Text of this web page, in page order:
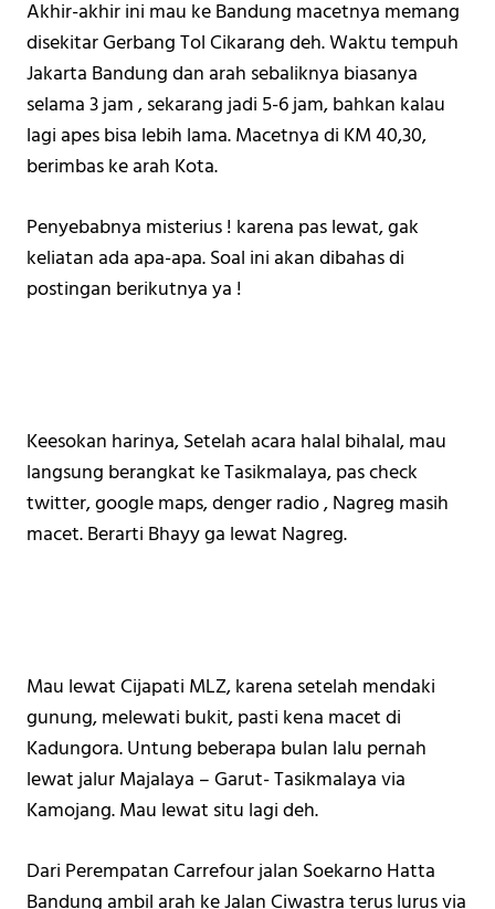
Akhir-akhir ini mau ke Bandung macetnya memang
disekitar Gerbang Tol Cikarang deh. Waktu tempuh
Jakarta Bandung dan arah sebaliknya biasanya
selama 3 jam , sekarang jadi 5-6 jam, bahkan kalau
lagi apes bisa lebih lama. Macetnya di KM 40,30,
berimbas ke arah Kota.
Penyebabnya misterius ! karena pas lewat, gak
keliatan ada apa-apa. Soal ini akan dibahas di
postingan berikutnya ya !
Keesokan harinya, Setelah acara halal bihalal, mau
langsung berangkat ke Tasikmalaya, pas check
twitter, google maps, denger radio , Nagreg masih
macet. Berarti Bhayy ga lewat Nagreg.
Mau lewat Cijapati MLZ, karena setelah mendaki
gunung, melewati bukit, pasti kena macet di
Kadungora. Untung beberapa bulan lalu pernah
lewat jalur Majalaya – Garut- Tasikmalaya via
Kamojang. Mau lewat situ lagi deh.
Dari Perempatan Carrefour jalan Soekarno Hatta